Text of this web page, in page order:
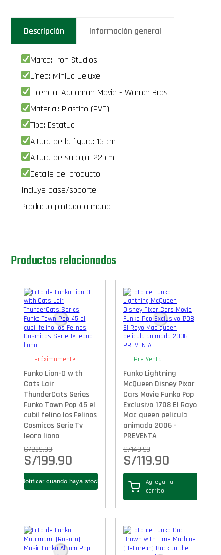
Descripción Información general
Marca: Iron Studios
Línea: MiniCo Deluxe
Licencia: Aquaman Movie - Warner Bros
Material: Plastico (PVC)
Tipo: Estatua
Altura de la figura: 16 cm
Altura de su caja: 22 cm
Detalle del producto:
Incluye base/soporte
Producto pintado a mano
Productos relacionados
Próximamente
Funko Lion-O with
Cats Lair
ThunderCats Series
Funko Town Pop 45 el
cubil felino los Felinos
Cosmicos Serie Tv
leono liono
S/229.90
S/199.90
Pre-Venta
Funko Lightning
McQueen Disney Pixar
Cars Movie Funko Pop
Exclusivo 1708 El Rayo
Mac queen pelicula
animada 2006 -
PREVENTA
S/149.90
S/119.90
Agregar al
carrito